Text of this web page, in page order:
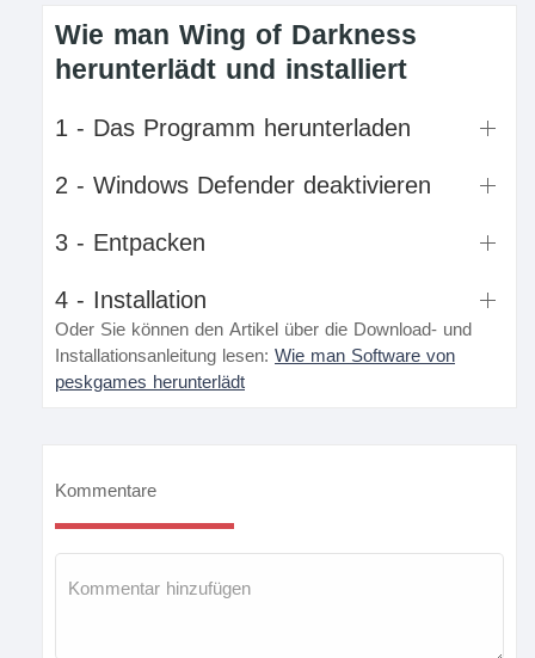
Wie man Wing of Darkness
herunterlädt und installiert
1 - Das Programm herunterladen
2 - Windows Defender deaktivieren
3 - Entpacken
4 - Installation
Oder Sie können den Artikel über die Download- und
Installationsanleitung lesen: Wie man Software von
peskgames herunterlädt
Kommentare